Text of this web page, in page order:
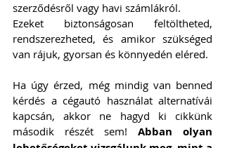
szerződésről vagy havi számlákról.
Ezeket biztonságosan feltöltheted,
rendszerezheted, és amikor szükséged
van rájuk, gyorsan és könnyedén eléred.
Ha úgy érzed, még mindig van benned
kérdés a cégautó használat alternatívái
kapcsán, akkor ne hagyd ki cikkünk
második részét sem! Abban olyan